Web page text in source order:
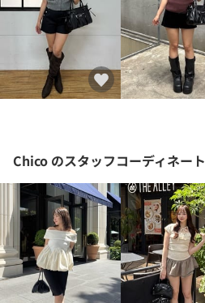
Chico のスタッフコーディネート